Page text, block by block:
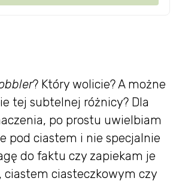
? Który wolicie? A możne
tej subtelnej różnicy? Dla
po prostu uwielbiam
pod ciastem i nie specjalnie
do faktu czy zapiekam je
ciastem ciasteczkowym czy